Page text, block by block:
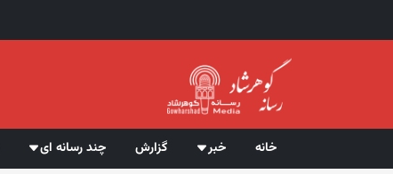
خانه خبر گزارش چند رسانه ای